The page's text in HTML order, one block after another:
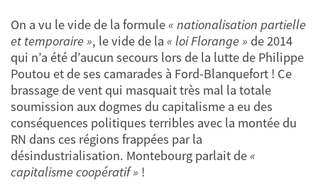
On a vu le vide de la formule« nationalisation partielle
et temporaire », le vide de la « loi Florange » de 2014
qui n’a été d’aucun secours lors de la lutte de Philippe
Poutou et de ses camarades à Ford-Blanquefort ! Ce
brassage de vent qui masquait très mal la totale
soumission aux dogmes du capitalisme a eu des
conséquences politiques terribles avec la montée du
RN dans ces régions frappées par la
désindustrialisation. Montebourg parlait de«
capitalisme coopératif » !